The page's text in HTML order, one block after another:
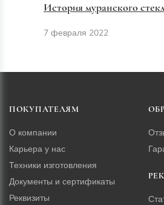
История муранского
7 февраля 2022
ПОКУПАТЕЛЯМ
О компании
Карьера у нас
Техники изготовления
Документы и сертификаты
Реквизиты